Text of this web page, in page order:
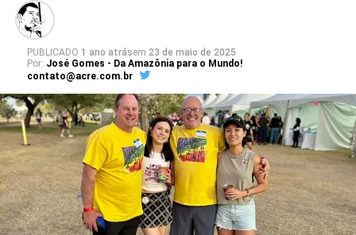
PUBLICADO 1 ano atrásem 23 de maio de 2025
Por: José Gomes - Da Amazônia para o Mundo!
contato@acre.com.br